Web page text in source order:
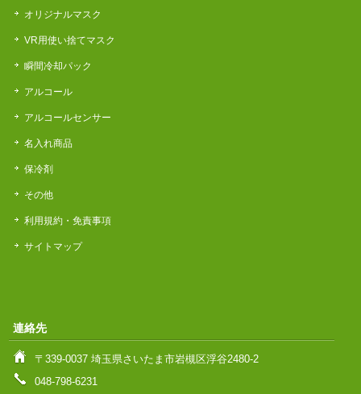
オリジナルマスク
VR用使い捨てマスク
瞬間冷却パック
アルコール
アルコールセンサー
名入れ商品
保冷剤
その他
利用規約・免責事項
サイトマップ
連絡先
〒339-0037 埼玉県さいたま市岩槻区浮谷2480-2
048-798-6231